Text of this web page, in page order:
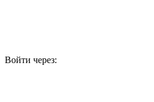
Войти через: